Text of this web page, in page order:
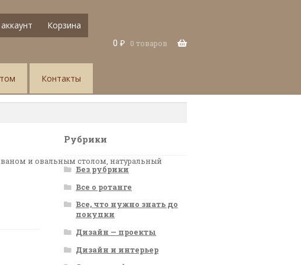
Корзина
0 ₽ 0 товаров
Контакты
и овальным столом, натуральный
Рубрики
Без рубрики
Все о ротанге
Все, что нужно знать до
покупки
Дизайн — проекты
Дизайн и интерьер